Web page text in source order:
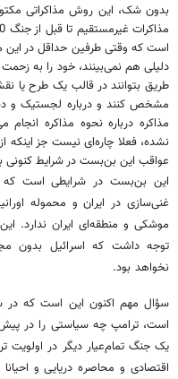
بدون شک، این روش مذاکراتی
است که وقتی طرفین حداقل در این
دلیلی هم نمی‌بینند، خود را به
طریق بتوانند در قالب یک طرح یا
مشخص کنند و درباره لجستیک و
مذاکره درباره نحوه مذاکره
نشده، فعلا چاره‌ای نیست جز
عواقب این بن‌بست در شرایط کنونی
این بن‌بست در شرایطی است که
موشکی و منطقه‌ای ایران ندارد.
توجه داشت که اسرائیل بدون
نخواهد بود.
سؤال مهم اکنون این است که در
است، ترامپ چه سیاستی را در
یک جنگ تمام‌عیار دیگر در
اقتصادی و محاصره دریایی و